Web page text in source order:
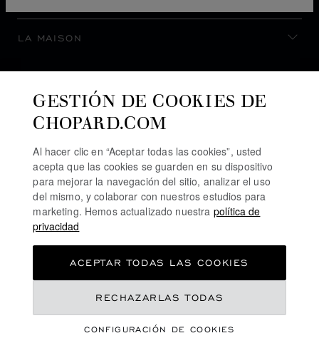
LA MAISON
SUSCRIBIRSE AL BOLETÍN
POLÍTICA DE COOKIES
LÍNEA DE ALERTA
GESTIÓN DE COOKIES DE
CHOPARD.COM
Al hacer clic en “Aceptar todas las cookies”, usted
acepta que las cookies se guarden en su dispositivo
para mejorar la navegación del sitio, analizar el uso
del mismo, y colaborar con nuestros estudios para
marketing. Hemos actualizado nuestra política de
privacidad
CONFIGURACIÓN DE COOKIES
RECHAZARLAS TODAS
ACEPTAR TODAS LAS COOKIES